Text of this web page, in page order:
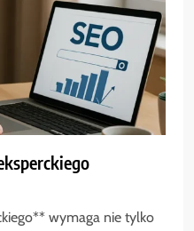
wymaga nie tylko